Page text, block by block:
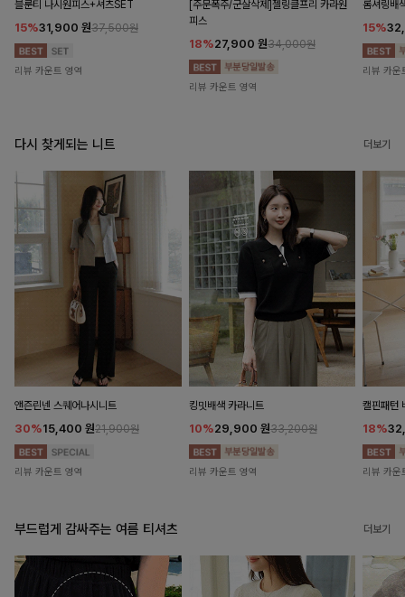
블룬티 나시원피스+셔츠SET
15%31,900 원37,500원
리뷰 카운트 영역
[주문폭주/군살삭제]젤링클프리 카라원
피스
18%27,900 원34,000원
리뷰 카운트 영역
롬셔링배
15%
리뷰 카운
다시 찾게되는 니트 더보기
앤즌린넨 스퀘어나시니트
30%15,400 원21,900원
리뷰 카운트 영역
킹밋배색 카라니트
10%29,900 원33,200원
리뷰 카운트 영역
캘핀패턴
18%
리뷰 카운
부드럽게 감싸주는 여름 티셔츠 더보기